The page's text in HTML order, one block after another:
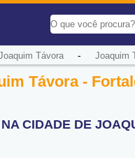
Távora- Joaquim
Távora -
CIDADE DE